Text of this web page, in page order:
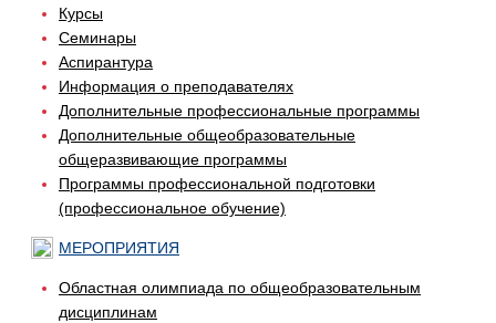
Курсы
Семинары
Аспирантура
Информация о преподавателях
Дополнительные профессиональные программы
Дополнительные общеобразовательные
общеразвивающие программы
Программы профессиональной подготовки
(профессиональное обучение)
МЕРОПРИЯТИЯ
Областная олимпиада по общеобразовательным
дисциплинам